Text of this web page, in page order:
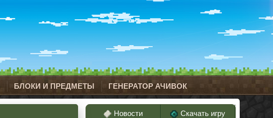
БЛОКИ И ПРЕДМЕТЫ ГЕНЕРАТОР АЧИВОК
Новости Скачать игру